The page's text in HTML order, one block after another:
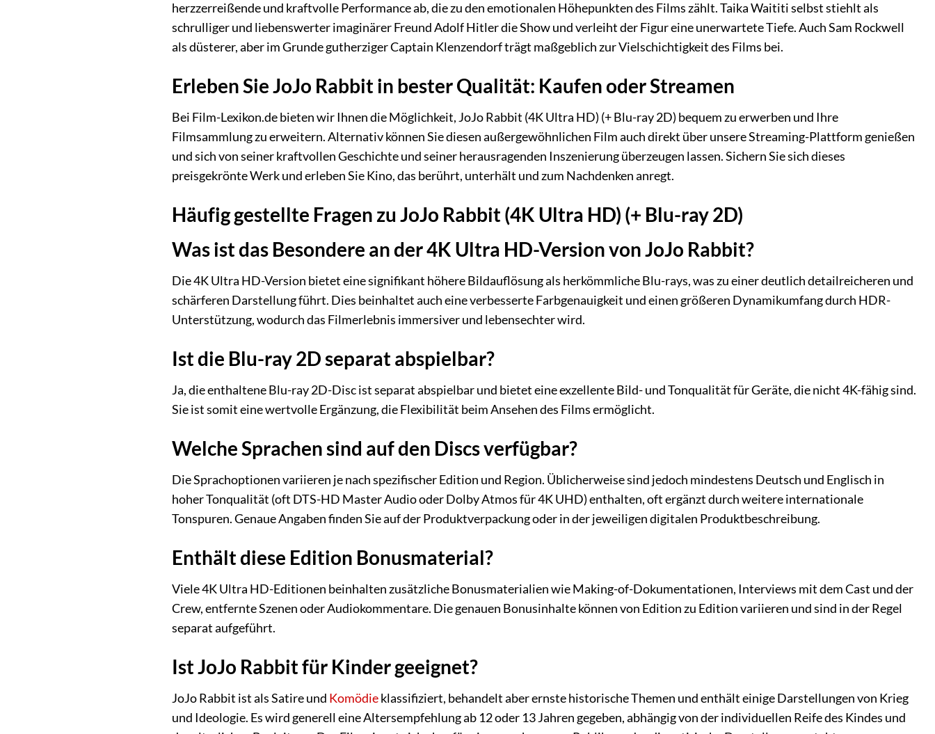
herzzerreißende und kraftvolle Performance ab, die zu den emotionalen Höhepunkten des Films zählt. Taika Waititi selbst stiehlt als
schrulliger und liebenswerter imaginärer Freund Adolf Hitler die Show und verleiht der Figur eine unerwartete Tiefe. Auch Sam Rockwell
als düsterer, aber im Grunde gutherziger Captain Klenzendorf trägt maßgeblich zur Vielschichtigkeit des Films bei.
Erleben Sie JoJo Rabbit in bester Qualität: Kaufen oder Streamen
Bei Film-Lexikon.de bieten wir Ihnen die Möglichkeit, JoJo Rabbit (4K Ultra HD) (+ Blu-ray 2D) bequem zu erwerben und Ihre
Filmsammlung zu erweitern. Alternativ können Sie diesen außergewöhnlichen Film auch direkt über unsere Streaming-Plattform genießen
und sich von seiner kraftvollen Geschichte und seiner herausragenden Inszenierung überzeugen lassen. Sichern Sie sich dieses
preisgekrönte Werk und erleben Sie Kino, das berührt, unterhält und zum Nachdenken anregt.
Häufig gestellte Fragen zu JoJo Rabbit (4K Ultra HD) (+ Blu-ray 2D)
Was ist das Besondere an der 4K Ultra HD-Version von JoJo Rabbit?
Die 4K Ultra HD-Version bietet eine signifikant höhere Bildauflösung als herkömmliche Blu-rays, was zu einer deutlich detailreicheren und
schärferen Darstellung führt. Dies beinhaltet auch eine verbesserte Farbgenauigkeit und einen größeren Dynamikumfang durch HDR-
Unterstützung, wodurch das Filmerlebnis immersiver und lebensechter wird.
Ist die Blu-ray 2D separat abspielbar?
Ja, die enthaltene Blu-ray 2D-Disc ist separat abspielbar und bietet eine exzellente Bild- und Tonqualität für Geräte, die nicht 4K-fähig sind.
Sie ist somit eine wertvolle Ergänzung, die Flexibilität beim Ansehen des Films ermöglicht.
Welche Sprachen sind auf den Discs verfügbar?
Die Sprachoptionen variieren je nach spezifischer Edition und Region. Üblicherweise sind jedoch mindestens Deutsch und Englisch in
hoher Tonqualität (oft DTS-HD Master Audio oder Dolby Atmos für 4K UHD) enthalten, oft ergänzt durch weitere internationale
Tonspuren. Genaue Angaben finden Sie auf der Produktverpackung oder in der jeweiligen digitalen Produktbeschreibung.
Enthält diese Edition Bonusmaterial?
Viele 4K Ultra HD-Editionen beinhalten zusätzliche Bonusmaterialien wie Making-of-Dokumentationen, Interviews mit dem Cast und der
Crew, entfernte Szenen oder Audiokommentare. Die genauen Bonusinhalte können von Edition zu Edition variieren und sind in der Regel
separat aufgeführt.
Ist JoJo Rabbit für Kinder geeignet?
JoJo Rabbit ist als Satire und Komödieklassifiziert, behandelt aber ernste historische Themen und enthält einige Darstellungen von Krieg
und Ideologie. Es wird generell eine Altersempfehlung ab 12 oder 13 Jahren gegeben, abhängig von der individuellen Reife des Kindes und